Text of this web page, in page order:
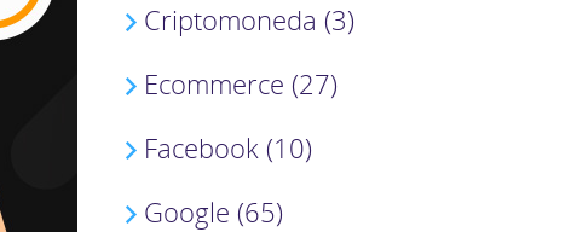
Criptomoneda (3)
Ecommerce (27)
Facebook (10)
Google (65)